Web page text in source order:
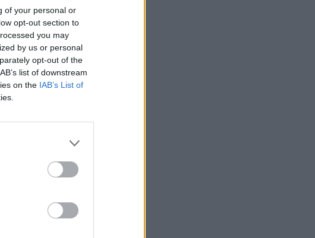
of your personal or
opt-out section to
you may
by us or personal
opt-out of the
list of downstream
on the IAB’s List of